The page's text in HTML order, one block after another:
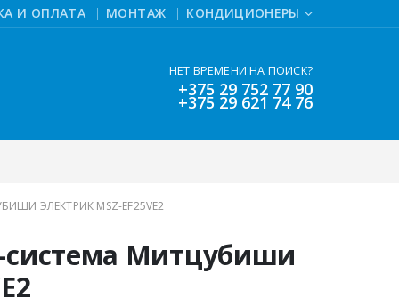
И ОПЛАТА МОНТАЖ КОНДИЦИОНЕРЫ
НЕТ ВРЕМЕНИ НА ПОИСК?
+375 29 752 77 90
+375 29 621 74 76
ЭЛЕКТРИК MSZ-EF25VE2
Митцубиши